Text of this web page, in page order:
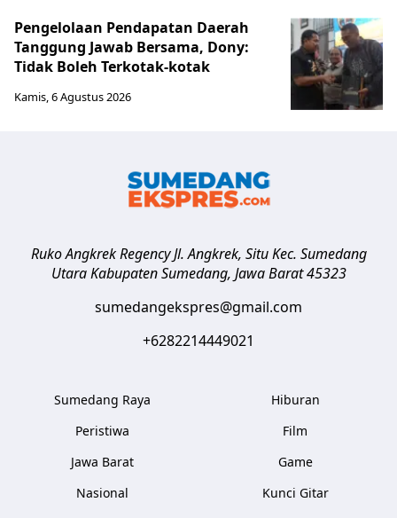
Pengelolaan Pendapatan Daerah
Tanggung Jawab Bersama, Dony:
Tidak Boleh Terkotak-kotak
Kamis, 6 Agustus 2026
Ruko Angkrek Regency Jl. Angkrek, Situ Kec. Sumedang
Utara Kabupaten Sumedang, Jawa Barat 45323
sumedangekspres@gmail.com
+6282214449021
Sumedang Raya
Peristiwa
Jawa Barat
Nasional
Hiburan
Film
Game
Kunci Gitar